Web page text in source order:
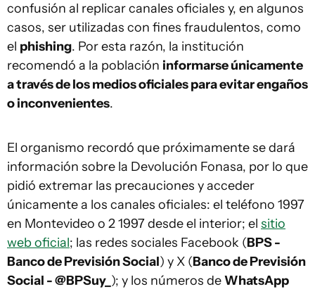
confusión al replicar canales oficiales y, en algunos
casos, ser utilizadas con fines fraudulentos, como
el phishing. Por esta razón, la institución
recomendó a la población informarse únicamente
a través de los medios oficiales para evitar engaños
o inconvenientes.
El organismo recordó que próximamente se dará
información sobre la Devolución Fonasa, por lo que
pidió extremar las precauciones y acceder
únicamente a los canales oficiales: el teléfono 1997
en Montevideo o 2 1997 desde el interior; el sitio
web oficial; las redes sociales Facebook (BPS -
Banco de Previsión Social) y X (Banco de Previsión
Social - @BPSuy_ ); y los números deWhatsApp